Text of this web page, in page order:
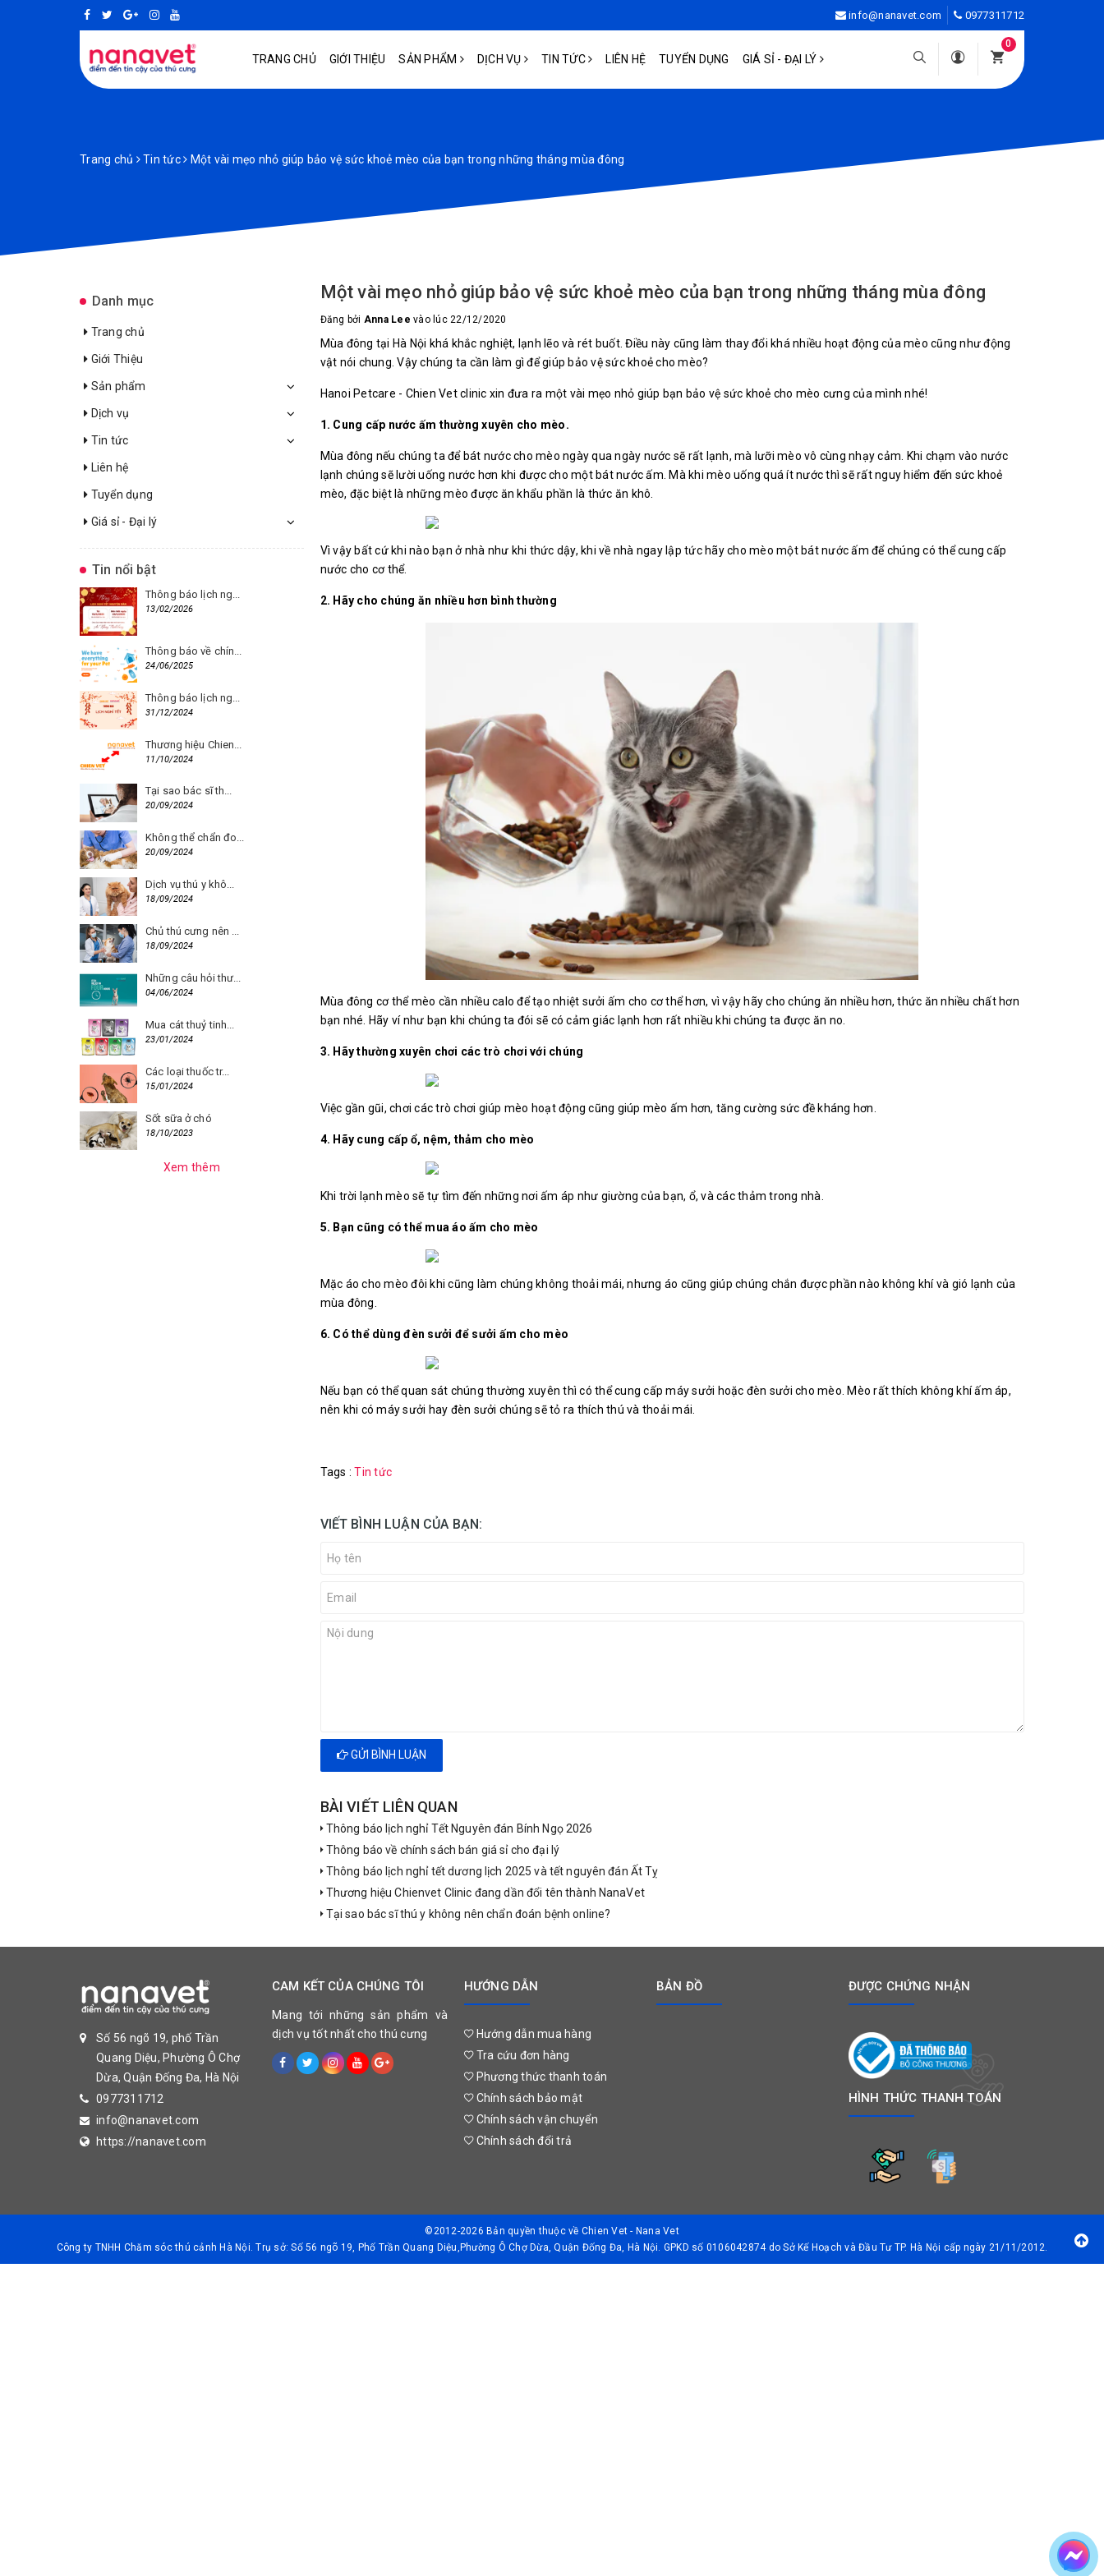
0977311712
info@nanavet.com
TRANG CHỦ GIỚI THIỆU SẢN PHẨM DỊCH VỤ TIN TỨC LIÊN HỆ TUYỂN DỤNG GIÁ SỈ - ĐẠI LÝ
0
Trang chủ Tin tức Một vài mẹo nhỏ giúp bảo vệ sức khoẻ mèo của bạn trong những tháng mùa đông
Một vài mẹo nhỏ giúp bảo vệ sức khoẻ mèo của bạn trong những tháng mùa đông
Đăng bởi Anna Lee vào lúc 22/12/2020
Mùa đông tại Hà Nội khá khắc nghiệt, lạnh lẽo và rét buốt. Điều này cũng làm thay đổi khá nhiều hoạt động của mèo cũng như động
vật nói chung. Vậy chúng ta cần làm gì để giúp bảo vệ sức khoẻ cho mèo?
Hanoi Petcare - Chien Vet clinic xin đưa ra một vài mẹo nhỏ giúp bạn bảo vệ sức khoẻ cho mèo cưng của mình nhé!
1. Cung cấp nước ấm thường xuyên cho mèo.
Mùa đông nếu chúng ta để bát nước cho mèo ngày qua ngày nước sẽ rất lạnh, mà lưỡi mèo vô cùng nhạy cảm. Khi chạm vào nước
lạnh chúng sẽ lười uống nước hơn khi được cho một bát nước ấm. Mà khi mèo uống quá ít nước thì sẽ rất nguy hiểm đến sức khoẻ
mèo, đặc biệt là những mèo được ăn khẩu phần là thức ăn khô.
Vì vậy bất cứ khi nào bạn ở nhà như khi thức dậy, khi về nhà ngay lập tức hãy cho mèo một bát nước ấm để chúng có thể cung cấp
nước cho cơ thể.
2. Hãy cho chúng ăn nhiều hơn bình thường
Mùa đông cơ thể mèo cần nhiều calo để tạo nhiệt sưởi ấm cho cơ thể hơn, vì vậy hãy cho chúng ăn nhiều hơn, thức ăn nhiều chất hơn
bạn nhé. Hãy ví như bạn khi chúng ta đói sẽ có cảm giác lạnh hơn rất nhiều khi chúng ta được ăn no.
3. Hãy thường xuyên chơi các trò chơi với chúng
Việc gần gũi, chơi các trò chơi giúp mèo hoạt động cũng giúp mèo ấm hơn, tăng cường sức đề kháng hơn.
4. Hãy cung cấp ổ, nệm, thảm cho mèo
Khi trời lạnh mèo sẽ tự tìm đến những nơi ấm áp như giường của bạn, ổ, và các thảm trong nhà.
5. Bạn cũng có thể mua áo ấm cho mèo
Mặc áo cho mèo đôi khi cũng làm chúng không thoải mái, nhưng áo cũng giúp chúng chắn được phần nào không khí và gió lạnh của
mùa đông.
6. Có thể dùng đèn sưởi để sưởi ấm cho mèo
Nếu bạn có thể quan sát chúng thường xuyên thì có thể cung cấp máy sưởi hoặc đèn sưởi cho mèo. Mèo rất thích không khí ấm áp,
nên khi có máy sưởi hay đèn sưởi chúng sẽ tỏ ra thích thú và thoải mái.
Tags :Tin tức
VIẾT BÌNH LUẬN CỦA BẠN:
GỬI BÌNH LUẬN
BÀI VIẾT LIÊN QUAN
Thông báo lịch nghỉ Tết Nguyên đán Bính Ngọ 2026
Thông báo về chính sách bán giá sỉ cho đại lý
Thông báo lịch nghỉ tết dương lịch 2025 và tết nguyên đán Ất Tỵ
Thương hiệu Chienvet Clinic đang dần đổi tên thành NanaVet
Tại sao bác sĩ thú y không nên chẩn đoán bệnh online?
Danh mục
Trang chủ
Giới Thiệu
Sản phẩm
Dịch vụ
Tin tức
Liên hệ
Tuyển dụng
Giá sỉ - Đại lý
Tin nổi bật
Thông báo lịch ng...
13/02/2026
Thông báo về chín...
24/06/2025
Thông báo lịch ng...
31/12/2024
Thương hiệu Chien...
11/10/2024
Tại sao bác sĩ th...
20/09/2024
Không thể chẩn đo...
20/09/2024
Dịch vụ thú y khô...
18/09/2024
Chủ thú cưng nên ...
18/09/2024
Những câu hỏi thư...
04/06/2024
Mua cát thuỷ tinh...
23/01/2024
Các loại thuốc tr...
15/01/2024
Sốt sữa ở chó
18/10/2023
Xem thêm
Số 56 ngõ 19, phố Trần
Quang Diệu, Phường Ô Chợ
Dừa, Quận Đống Đa, Hà Nội
0977311712
info@nanavet.com
https://nanavet.com
CAM KẾT CỦA CHÚNG TÔI
Mang tới những sản phẩm và
dịch vụ tốt nhất cho thú cưng
HƯỚNG DẪN
Hướng dẫn mua hàng
Tra cứu đơn hàng
Phương thức thanh toán
Chính sách bảo mật
Chính sách vận chuyển
Chính sách đổi trả
BẢN ĐỒ ĐƯỢC CHỨNG NHẬN
HÌNH THỨC THANH TOÁN
©2012-2026 Bản quyền thuộc về Chien Vet - Nana Vet
Công ty TNHH Chăm sóc thú cảnh Hà Nội. Trụ sở: Số 56 ngõ 19, Phố Trần Quang Diệu,Phường Ô Chợ Dừa, Quận Đống Đa, Hà Nội. GPKD số 0106042874 do Sở Kế Hoạch và Đầu Tư TP. Hà Nội cấp ngày 21/11/2012.